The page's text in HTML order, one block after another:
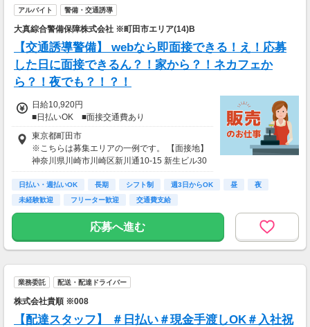
アルバイト 警備・交通誘導
大真綜合警備保障株式会社 ※町田市エリア(14)B
【交通誘導警備】 webなら即面接できる！え！応募
した日に面接できるん？！家から？！ネカフェか
ら？！夜でも？！？！
日給10,920円
■日払いOK ■面接交通費あり
東京都町田市
※こちらは募集エリアの一例です。 【面接地】
神奈川県川崎市川崎区新川通10-15 新生ビル30
3
日払い・週払いOK 長期 シフト制 週3日からOK 昼
夜
未経験歓迎
フリーター歓迎 交通費支給
応募へ進む
業務委託 配送・配達ドライバー
株式会社貴順 ※008
【配達スタッフ】 ＃日払い＃現金手渡しOK＃入社祝